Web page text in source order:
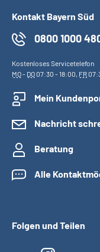
Kontakt Bayern Süd
0800 1000
Kostenloses Servicetelefon
MO- DO07:30 - 18:00, FR
Mein
Nachricht
Beratung
Alle
Folgen und Teilen